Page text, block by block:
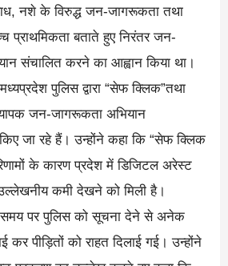
नशे के विरुद्ध जन-जागरूकता तथा
प्राथमिकता बताते हुए निरंतर जन-
संचालित करने का आह्वान किया था।
पुलिस द्वारा “सेफ क्लिक”तथा
जन-जागरूकता अभियान
जा रहे हैं। उन्होंने कहा कि “सेफ क्लिक
के कारण प्रदेश में डिजिटल अरेस्ट
कमी देखने को मिली है।
समय पर पुलिस को सूचना देने से अनेक
कर पीड़ितों को राहत दिलाई गई। उन्होंने